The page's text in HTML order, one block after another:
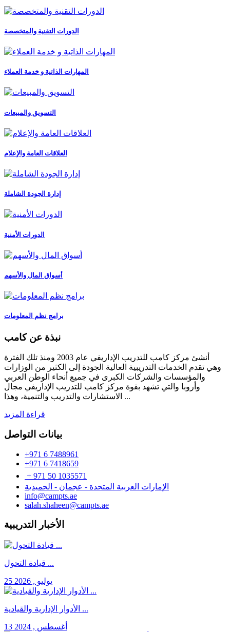
الدورات التقنية والمتخصصة
المهارات الذاتية و خدمة العملاء
التسويق والمبيعات
العلاقات العامة والإعلام
إدارة الجودة الشاملة
الدورات الأمنية
أسواق المال والأسهم
برامج نظم المعلومات
نبذة عن كامب
أنشئ مركز كامب للتدريب الإداريفي عام 2003 ومنذ تلك الفترة
وهي تقدم الخدمات التدريبية العالية الجودة إلى الكثير من الوزارات
والمؤسسات والشركات الكبرى في جميع أنحاء الوطن العربي
وأروبا والتي تشهد بقوة مركز كامب للتدريب الإداريفي مجال
الاستشارات والتدريب والتنمية، وهذا ...
قراءة المزيد
بيانات التواصل
+971 6 7488961
+971 6 7418659
+ 971 50 1035571
الإمارات العربية المتحدة - عجمان - الحميدية
info@campts.ae
salah.shaheen@campts.ae
الأخبار التدريبية
قيادة التحول ...
25 يوليو , 2026
الأدوار الإدارية والقيادية ...
13 أغسطس , 2024